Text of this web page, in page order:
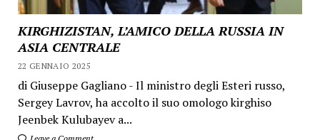
KIRGHIZISTAN, L’AMICO DELLA RUSSIA IN
ASIA CENTRALE
22 GENNAIO 2025
di Giuseppe Gagliano - Il ministro degli Esteri russo,
Sergey Lavrov, ha accolto il suo omologo kirghiso
Jeenbek Kulubayev a...